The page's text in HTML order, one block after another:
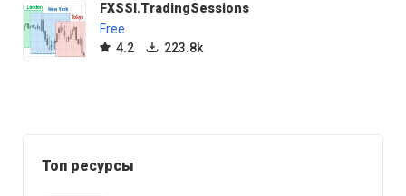
Топ ресурсы
FXSSI.TradingSessions
Free
4.2
223.8k